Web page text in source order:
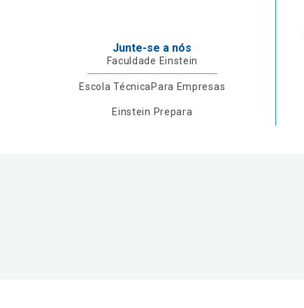
Junte-se a nós
Faculdade Einstein
Escola Técnica Para Empresas
Einstein Prepara